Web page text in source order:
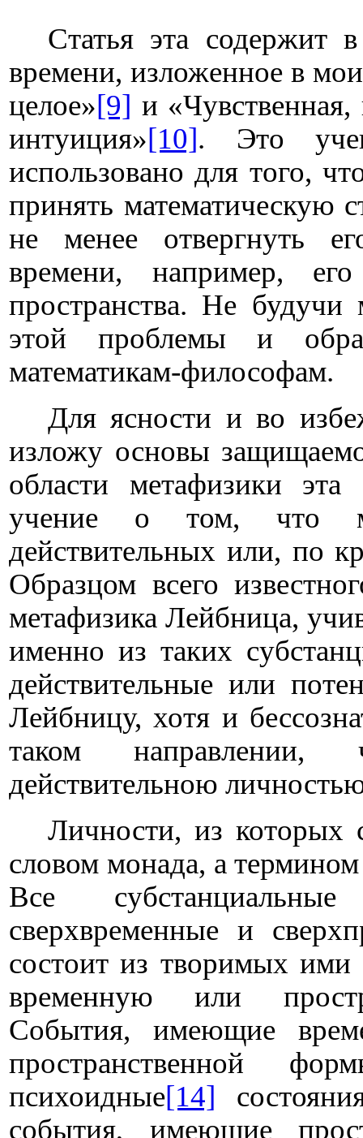
Статья эта содержит
времени, изложенное в
целое»[9] и «Чувственная,
интуиция»[10]. Это
использовано для того,
принять математическую
не менее отвергнуть
времени, например,
пространства. Не
этой проблемы и
математикам-философам.
Для ясности и во
изложу основы
области метафизики эта
учение о том, что
действительных или, по
Образцом всего
метафизика Лейбница,
именно из таких
действительные или
Лейбницу, хотя и
таком направлении,
действительною
Личности, из которых
словом монада, а
Все
сверхвременные и
состоит из творимых
временную или
События, имеющие
пространственной
психоидные[14]
события, имеющие